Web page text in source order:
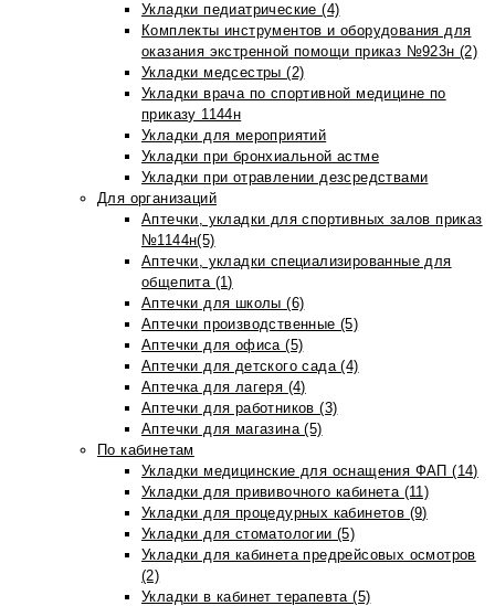
Укладки педиатрические (4)
Комплекты инструментов и оборудования для
оказания экстренной помощи приказ №923н (2)
Укладки медсестры (2)
Укладки врача по спортивной медицине по
приказу 1144н
Укладки для мероприятий
Укладки при бронхиальной астме
Укладки при отравлении дезсредствами
Для организаций
Аптечки, укладки для спортивных залов приказ
№1144н(5)
Аптечки, укладки специализированные для
общепита (1)
Аптечки для школы (6)
Аптечки производственные (5)
Аптечки для офиса (5)
Аптечки для детского сада (4)
Аптечка для лагеря (4)
Аптечки для работников (3)
Аптечки для магазина (5)
По кабинетам
Укладки медицинские для оснащения ФАП (14)
Укладки для прививочного кабинета (11)
Укладки для процедурных кабинетов (9)
Укладки для стоматологии (5)
Укладки для кабинета предрейсовых осмотров
(2)
Укладки в кабинет терапевта (5)